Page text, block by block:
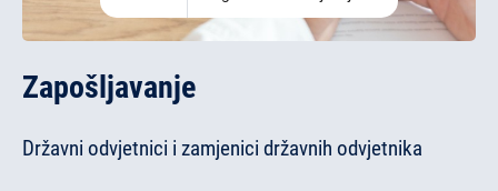
Zapošljavanje
Državni odvjetnici i zamjenici državnih odvjetnika